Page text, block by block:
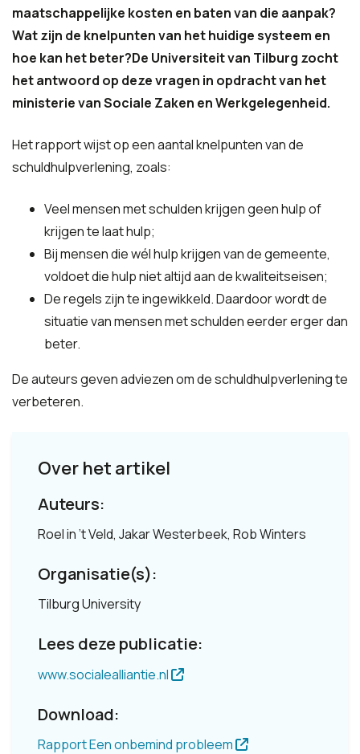
maatschappelijke kosten en baten van die aanpak?
Wat zijn de knelpunten van het huidige systeem en
hoe kan het beter?De Universiteit van Tilburg zocht
het antwoord op deze vragen in opdracht van het
ministerie van Sociale Zaken en Werkgelegenheid.
Het rapport wijst op een aantal knelpunten van de
schuldhulpverlening, zoals:
Veel mensen met schulden krijgen geen hulp of
krijgen te laat hulp;
Bij mensen die wél hulp krijgen van de gemeente,
voldoet die hulp niet altijd aan de kwaliteitseisen;
De regels zijn te ingewikkeld. Daardoor wordt de
situatie van mensen met schulden eerder erger dan
beter.
De auteurs geven adviezen om de schuldhulpverlening te
verbeteren.
Over het artikel
Auteurs:
Roel in ’t Veld, Jakar Westerbeek, Rob Winters
Organisatie(s):
Tilburg University
Lees deze publicatie:
www.socialealliantie.nl
Download:
Rapport Een onbemind probleem